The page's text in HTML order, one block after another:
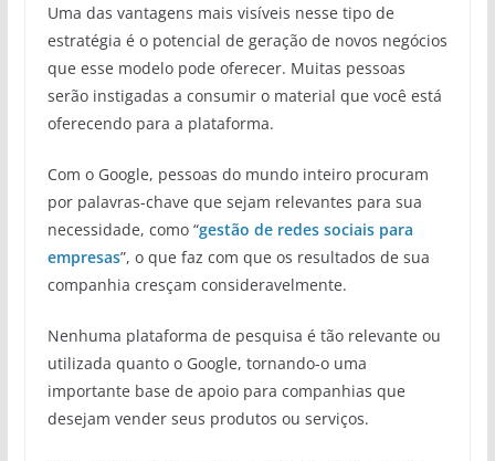
Uma das vantagens mais visíveis nesse tipo de
estratégia é o potencial de geração de novos negócios
que esse modelo pode oferecer. Muitas pessoas
serão instigadas a consumir o material que você está
oferecendo para a plataforma.
Com o Google, pessoas do mundo inteiro procuram
por palavras-chave que sejam relevantes para sua
necessidade, como “gestão de redes sociais para
empresas”, o que faz com que os resultados de sua
companhia cresçam consideravelmente.
Nenhuma plataforma de pesquisa é tão relevante ou
utilizada quanto o Google, tornando-o uma
importante base de apoio para companhias que
desejam vender seus produtos ou serviços.